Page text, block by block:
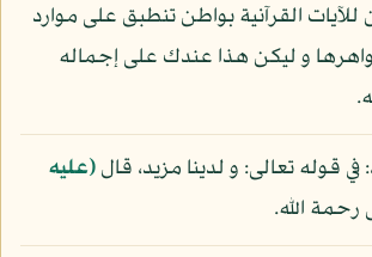
للآيات القرآنية بواطن تنطبق على موارد
و ليكن هذا عندك على إجماله
قوله تعالى: و لدينا مزيد، قال(عليه
رحمة الله.